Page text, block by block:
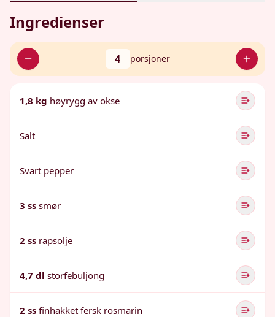
Ingredienser
4 porsjoner
1,8 kg høyrygg av okse
Salt
Svart pepper
3 ss smør
2 ss rapsolje
4,7 dl storfebuljong
2 ss finhakket fersk rosmarin